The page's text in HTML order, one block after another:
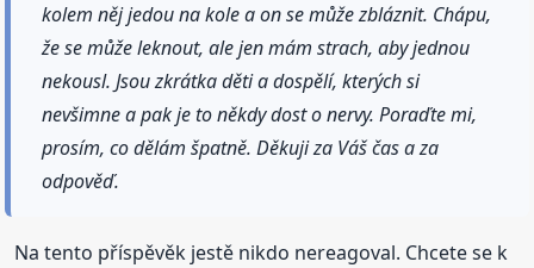
kolem něj jedou na kole a on se může zbláznit. Chápu,
že se může leknout, ale jen mám strach, aby jednou
nekousl. Jsou zkrátka děti a dospělí, kterých si
nevšimne a pak je to někdy dost o nervy. Poraďte mi,
prosím, co dělám špatně. Děkuji za Váš čas a za
odpověď.
Na tento příspěvěk jestě nikdo nereagoval. Chcete se k